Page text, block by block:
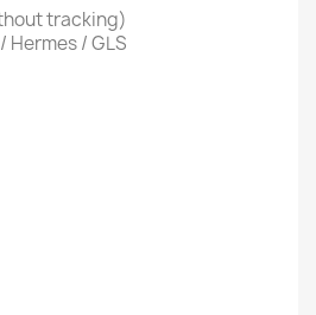
tracking)
Hermes / GLS